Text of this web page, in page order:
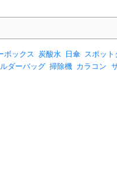
ボックス 炭酸水 日傘 スポット
ダーバッグ 掃除機 カラコン